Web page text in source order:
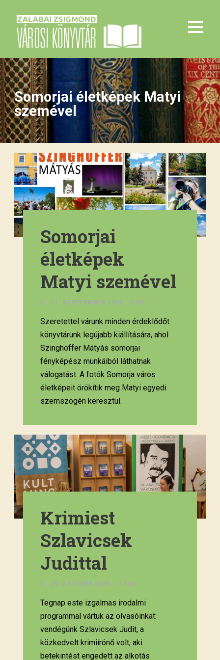
Somorjai életképek Matyi
szemével
Somorjai
életképek
Matyi szemével
11. SZEPTEMBER 2025. , 0:00
Szeretettel várunk minden érdeklődőt
könyvtárunk legújabb kiállítására, ahol
Szinghoffer Mátyás somorjai
fényképész munkáiból láthatnak
válogatást. A fotók Somorja város
életképeit örökítik meg Matyi egyedi
szemszögén keresztül.
Krimiest
Szlavicsek
Judittal
29. OKTÓBER 2025. , 17:00
Tegnap este izgalmas irodalmi
programmal vártuk az olvasóinkat:
vendégünk Szlavicsek Judit, a
közkedvelt krimiírónő volt, aki
betekintést engedett az alkotás